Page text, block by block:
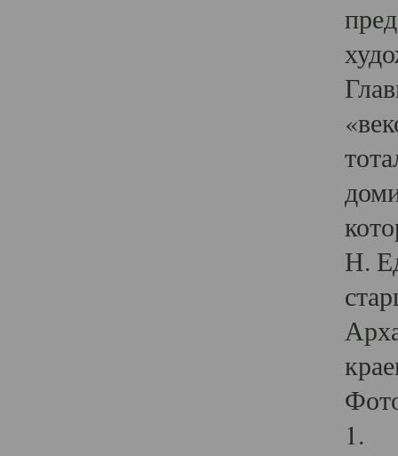
Н.
1.